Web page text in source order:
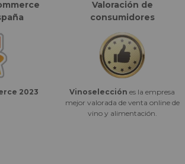
2023
Valoración de
consumidores
Vinoselección es la empresa
mejor valorada de venta online de
vino y alimentación.